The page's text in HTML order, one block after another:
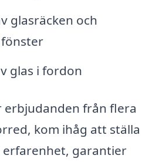
glasräcken och
glas i fordon
erbjudanden från flera
kom ihåg att ställa
garantier